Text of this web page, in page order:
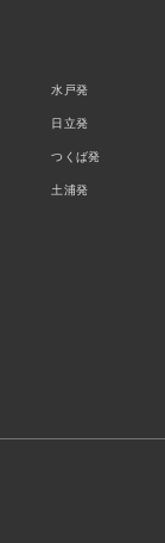
水戸発
日立発
つくば発
土浦発